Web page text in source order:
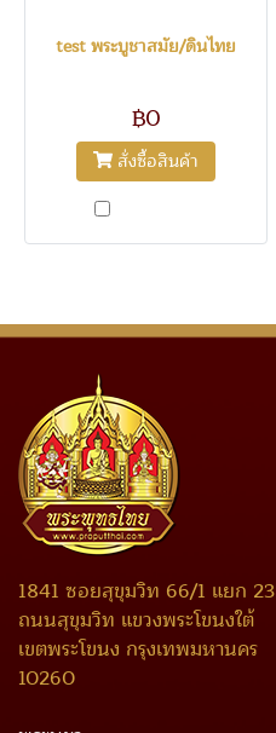
test พระบูชาสมัย/ดินไทย
฿0
สั่งซื้อสินค้า
1841 ซอยสุขุมวิท 66/1 แยก 23
ถนนสุขุมวิท แขวงพระโขนงใต้
เขตพระโขนง กรุงเทพมหานคร
10260